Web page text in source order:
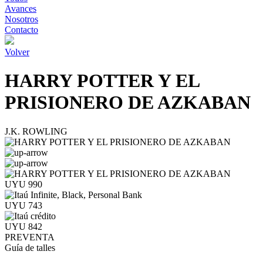
Avances
Nosotros
Contacto
Volver
HARRY POTTER Y EL
PRISIONERO DE AZKABAN
J.K. ROWLING
UYU 990
UYU 743
UYU 842
PREVENTA
Guía de talles